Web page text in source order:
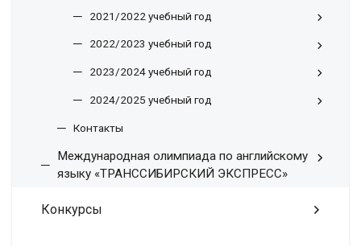
2021/2022 учебный год
2022/2023 учебный год
2023/2024 учебный год
2024/2025 учебный год
Контакты
Международная олимпиада по английскому
языку «ТРАНССИБИРСКИЙ ЭКСПРЕСС»
Конкурсы